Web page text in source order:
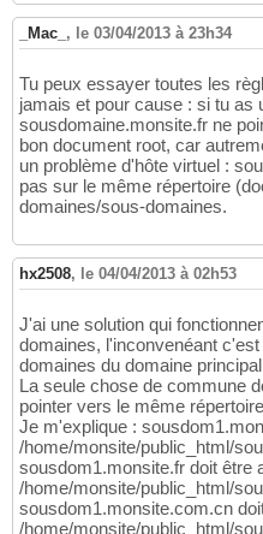
_Mac_ , le 03/04/2013 à 23h34
Tu peux essayer toutes les
jamais et pour cause : si tu as
sousdomaine.monsite.fr ne
bon document root, car
un problème d'hôte virtuel :
pas sur le même répertoire
domaines/sous-domaines.
hx2508, le 04/04/2013 à 02h53
J'ai une solution qui
domaines, l'inconvenéant
domaines du domaine
La seule chose de commune
pointer vers le même répertoire
Je m'explique :
/home/monsite/public_html/
sousdom1.monsite.fr doit être
/home/monsite/public_html/
sousdom1.monsite.com.cn
/home/monsite/public_html/